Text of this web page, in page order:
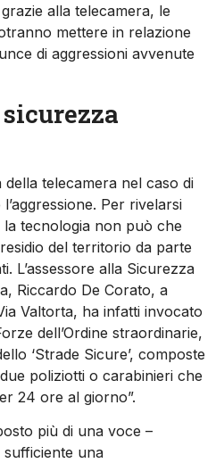
alla telecamera, le
mettere in relazione
di aggressioni avvenute
telecamera nel caso di
Per rivelarsi
tecnologia non può che
del territorio da parte
L’assessore alla Sicurezza
Riccardo De Corato, a
Valtorta, ha infatti invocato
dell’Ordine straordinarie,
‘Strade Sicure’, composte
poliziotti o carabinieri che
24 ore al giorno”.
più di una voce –
una